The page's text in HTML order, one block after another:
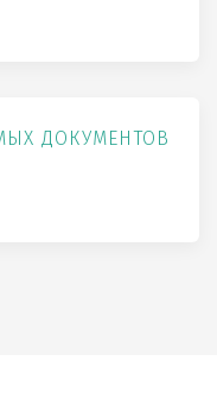
ДОКУМЕНТОВ